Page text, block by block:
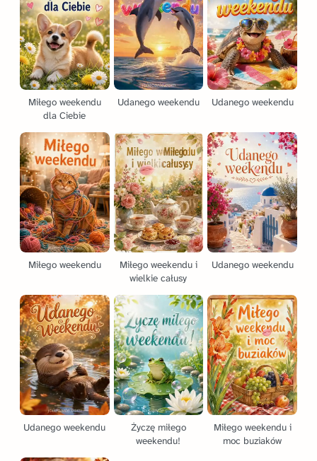
Miłego weekendu
dla Ciebie
Udanego weekendu Udanego weekendu
Miłego weekendu
Miłego weekendu i
wielkie całusy
Udanego weekendu
Udanego weekendu
Życzę miłego
weekendu!
Miłego weekendu i
moc buziaków